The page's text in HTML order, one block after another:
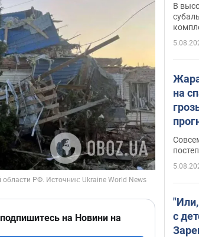
на Новини на
В
на
с